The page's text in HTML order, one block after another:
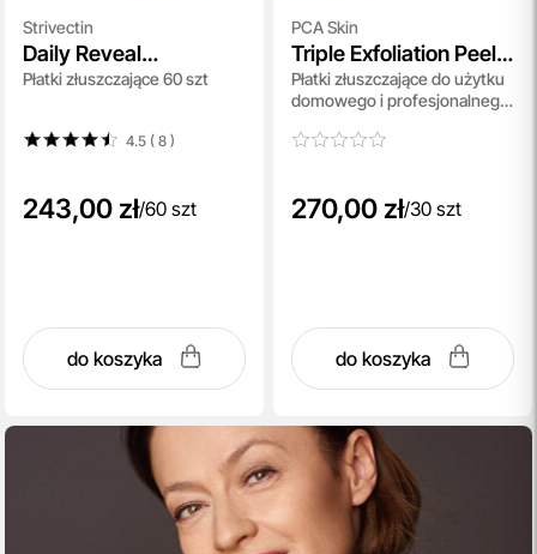
Strivectin
Daily Reveal
Exfoliating Pads
Płatki złuszczające 60 szt
4.5 ( 8)
243,00 zł/60 szt
do koszyka
PCA Skin
Triple Exfoliation Peel
Pads
Płatki złuszczające do użytku
domowego i profesjonalnego
270,00 zł/30 szt
do koszyka